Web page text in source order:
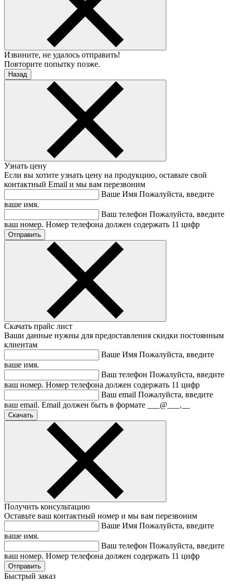
Извините, не удалось отправить!
Повторите попытку позже.
Назад
Узнать цену
Если вы хотите узнать цену на продукцию, оставьте свой
контактный Email и мы вам перезвоним
Ваше Имя Пожалуйста, введите
ваше имя.
Ваш телефон Пожалуйста, введите
ваш номер. Номер телефона должен содержать 11 цифр
Скачать прайс лист
Ваши данные нужны для предоставления скидки постоянным
клиентам
Ваше Имя Пожалуйста, введите
ваше имя.
Ваш телефон Пожалуйста, введите
ваш номер. Номер телефона должен содержать 11 цифр
Ваш email Пожалуйста, введите
ваш email. Email должен быть в формате ___@___.__
Получить консультацию
Оставьте ваш контактный номер и мы вам перезвоним
Ваше Имя Пожалуйста, введите
ваше имя.
Ваш телефон Пожалуйста, введите
ваш номер. Номер телефона должен содержать 11 цифр
Быстрый заказ